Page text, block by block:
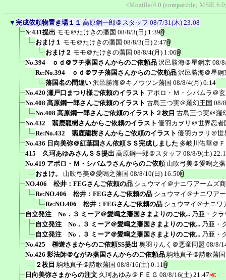
<Mozilla/4.0 (compatible; MSIE
▼ 完成依頼物置き場１１ 高原鋼一郎＠スタッフ 08/7/31(木) 23:08
№431提出 モモ＠たけきの藩国 08/8/3(日) 1:39
おまけ１ モモ＠たけきの藩国 08/8/3(日) 2:47
おまけ２ モモ＠たけきの藩国 08/8/4(月) 1:06
No.394 ｏｄ＠ヲチ藩国さんからのご依頼品 沢邑勝海＠星鋼京 08/
Re:No.394 ｏｄ＠ヲチ藩国さんからのご依頼品 沢邑勝海＠星鋼
藩国名の間違い 沢邑勝海＠キノウツン藩国 08/8/4(月) 0:14
No.420 瀬戸口まつり様ご依頼のイラスト アポロ・Ｍ・シバムラ＠
No.408 高原鋼一郎さんご依頼のイラスト 古島三つ実＠羅幻王国 08/
No.408 高原鋼一郎さんご依頼のイラスト２枚目 古島三つ実＠羅
No.432 翡鹿龍樹さんからご依頼のイラスト 優羽カヲリ＠世界忍者
Re:No.432 翡鹿龍樹さんからご依頼のイラスト 優羽カヲリ＠世
No.436 日向美弥＠紅葉国さん依頼ＳＳ完成しました 多岐川佑華＠
415 久珂あゆみさんＳＳ提出 高原鋼一郎＠スタッフ 08/8/9(土)
No.419 アポロ・Ｍ・シバムラさんからのご依頼 山吹弓美＠愛鳴之
おまけ。
山吹弓美＠愛鳴之藩国 08/8/10(日) 16:50
NO.406 松井：FEGさんご依頼の品 シュウマイ＠ナニワアームズ
Re:NO.406 松井：FEGさんご依頼の品 シュウマイ＠ナニワア
Re:NO.406 松井：FEGさんご依頼の品 シュウマイ＠ナニワ
自立発注 No．３ ミーア＠愛鳴之藩国さまよりのご依... 乃亜・ク
自立発注 No．３ ミーア＠愛鳴之藩国さまよりのご依... 乃亜・
自立発注 No．３ ミーア＠愛鳴之藩国さまよりのご依... 乃亜・
No.425 榊遊さまからのご依頼SS提出 奥羽りんく＠悪童同盟 08/8/
No.426 影法師＠ながみ藩国さんからのご依頼品 駒地真子＠詩歌藩国
２枚目 駒地真子＠詩歌藩国 08/8/16(土) 0:11
日向美弥さまからの注文 久珂あゆみ＠ＦＥＧ 08/8/16(土) 21:47≪